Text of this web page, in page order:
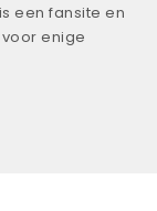
een fansite en
enige